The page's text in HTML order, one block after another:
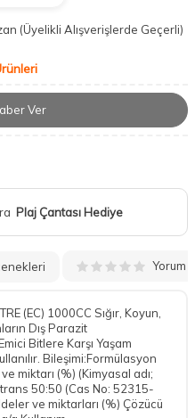
(Üyelikli Alışverişlerde Geçerli)
Ver
Plaj Çantası Hediye
Yorum
(EC) 1000CC Sığır, Koyun,
Dış Parazit
Bitlere Karşı Yaşam
Bileşimi:Formülasyon
miktarı (%) (Kimyasal adı;
50:50 (Cas No: 52315-
ve miktarları (%) Çözücü